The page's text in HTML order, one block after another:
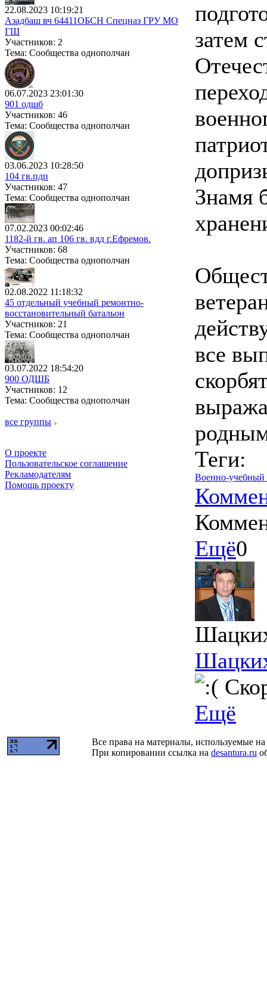
22.08.2023 10:19:21
Азадбаш вч 64411ОБСН Спецназ ГРУ МО
ГШ
Участников: 2
Тема: Сообщества однополчан
06.07.2023 23:01:30
901 одшб
Участников: 46
Тема: Сообщества однополчан
03.06.2023 10:28:50
104 гв.пдп
Участников: 47
Тема: Сообщества однополчан
07.02.2023 00:02:46
1182-й гв. ап 106 гв. вдд г.Ефремов.
Участников: 68
Тема: Сообщества однополчан
02.08.2022 11:18:32
45 отдельный учебный ремонтно-
восстановительный батальон
Участников: 21
Тема: Сообщества однополчан
03.07.2022 18:54:20
900 ОДШБ
Участников: 12
Тема: Сообщества однополчан
все группы
О проекте
Пользовательское соглашение
Рекламодателям
Помощь проекту
затем
Знамя
все
Теги:
Военно-учебный
Ещё0
Ещё
Все права на материалы, используемые
При копировании ссылка на desantura.ru